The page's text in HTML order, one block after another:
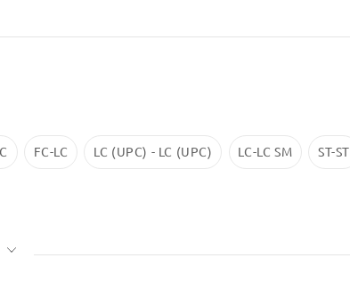
FC-LC LC (UPC) - LC (UPC) LC-LC SM ST-ST